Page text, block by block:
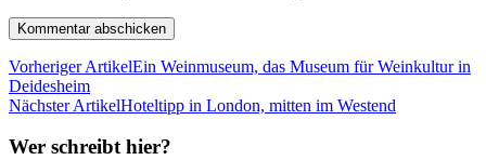
Vorheriger ArtikelEin Weinmuseum, das Museum für Weinkultur in
Deidesheim
Nächster ArtikelHoteltipp in London, mitten im Westend
Wer schreibt hier?